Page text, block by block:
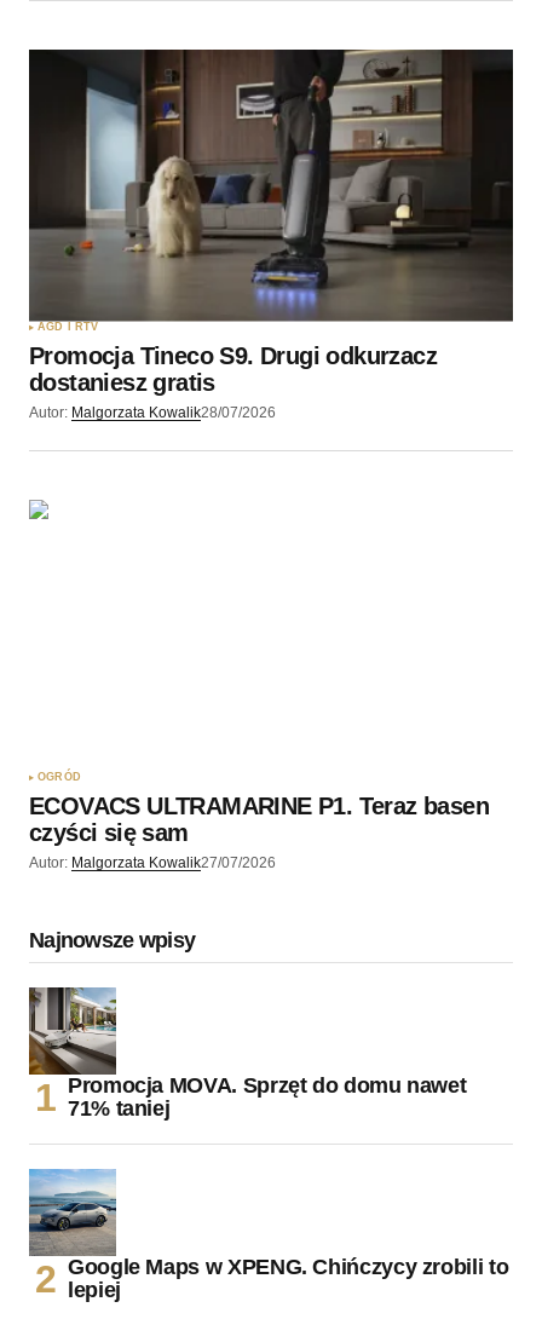
AGD I RTV
Promocja Tineco S9. Drugi odkurzacz
dostaniesz gratis
Autor: Malgorzata Kowalik28/07/2026
OGRÓD
ECOVACS ULTRAMARINE P1. Teraz basen
czyści się sam
Autor: Malgorzata Kowalik27/07/2026
Najnowsze wpisy
Promocja MOVA. Sprzęt do domu nawet
71% taniej
Google Maps w XPENG. Chińczycy zrobili to
lepiej